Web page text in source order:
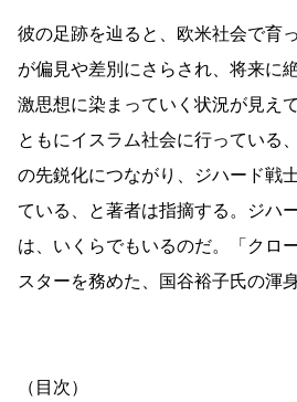
彼の足跡を辿ると、欧米社会で育
が偏見や差別にさらされ、将来に
激思想に染まっていく状況が見え
ともにイスラム社会に行っている
の先鋭化につながり、ジハード戦
ている、と著者は指摘する。ジハ
は、いくらでもいるのだ。「クロ
スターを務めた、国谷裕子氏の渾
（目次）